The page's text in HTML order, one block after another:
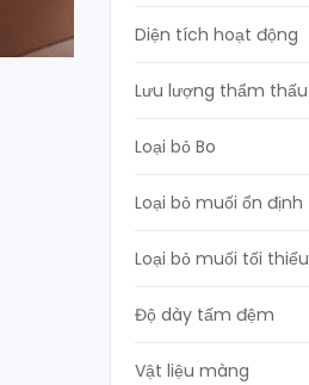
Diện tích hoạt động
Lưu lượng thẩm thấu
Loại bỏ Bo
Loại bỏ muối ổn định
Loại bỏ muối tối thiểu
Độ dày tấm đệm
Vật liệu màng